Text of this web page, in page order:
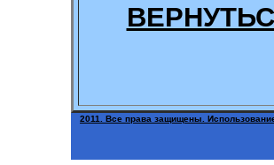
2011. Все права защищены.